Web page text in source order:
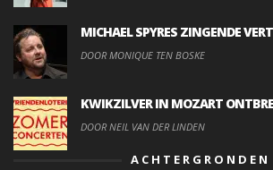
MICHAEL SPYRES ZINGENDE
DOOR MONIQUE TEN BOSKE
KWIKZILVER IN MOZART
DOOR NEIL VAN DER LINDEN
ACHTERGRONDEN